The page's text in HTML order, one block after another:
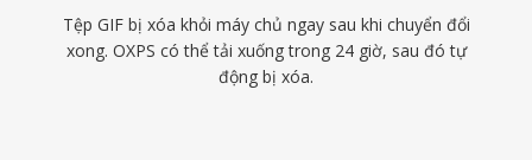
Tệp GIF bị xóa khỏi máy chủ ngay sau khi chuyển đổi
xong. OXPS có thể tải xuống trong 24 giờ, sau đó tự
động bị xóa.